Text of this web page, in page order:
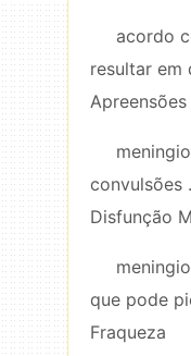
acordo
resultar em
Apreensões
convulsões .
Disfunção
que pode
Fraqueza